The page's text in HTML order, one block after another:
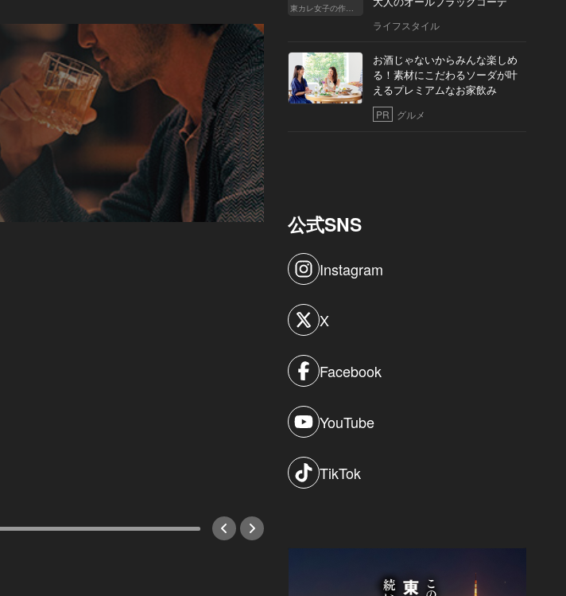
東カレ女子の作り方
ライフスタイル
お酒じゃないからみんな楽しめ
る！素材にこだわるソーダが叶
えるプレミアムなお家飲み
PR グルメ
公式SNS
Instagram
X
Facebook
YouTube
TikTok